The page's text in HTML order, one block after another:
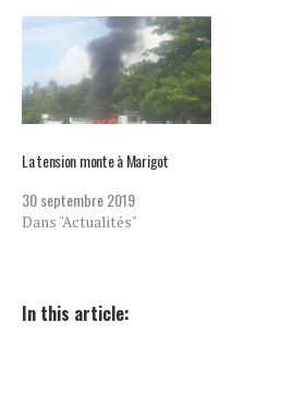
La tension monte à Marigot
30 septembre 2019
Dans "Actualités"
In this article: